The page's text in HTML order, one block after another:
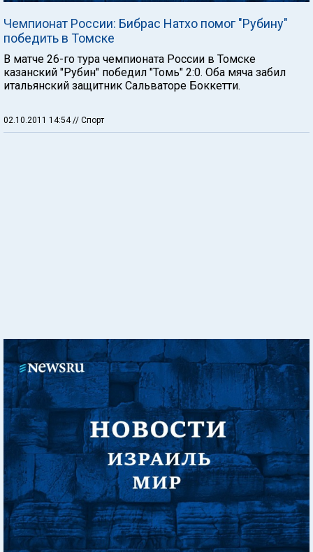
Чемпионат России: Бибрас Натхо помог "Рубину"
победить в Томске
В матче 26-го тура чемпионата России в Томске
казанский "Рубин" победил "Томь" 2:0. Оба мяча забил
итальянский защитник Сальваторе Боккетти.
02.10.2011 14:54// Спорт